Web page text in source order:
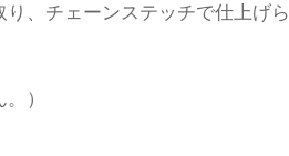
、チェーンステッチで仕上げら
）